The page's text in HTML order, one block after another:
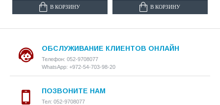
В КОРЗИНУ В КОРЗИНУ
ОБСЛУЖИВАНИЕ КЛИЕНТОВ ОНЛАЙН
Телефон: 052-9708077
WhatsApp: +972-54-703-98-20
ПОЗВОНИТЕ НАМ
Тел: 052-9708077